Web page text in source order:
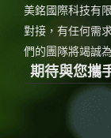
美銘國際科技有
對接，有任何需
們的團隊將
期待與您攜